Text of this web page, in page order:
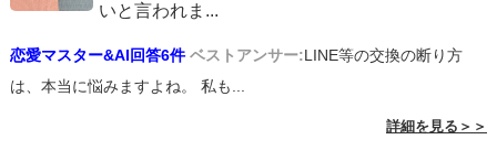
いと言われま ...
恋愛マスター&AI回答6件 ベストアンサー:LINE等の交換の断り方
は、本当に悩みますよね。 私も...
詳細を見る＞＞